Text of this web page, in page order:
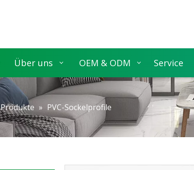
Über uns OEM & ODM Service
Produkte » PVC-Sockelprofile